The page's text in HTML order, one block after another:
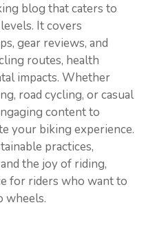
blog that caters to
It covers
gear reviews, and
routes, health
impacts. Whether
road cycling, or casual
content to
your biking experience.
practices,
the joy of riding,
for riders who want to
wheels.